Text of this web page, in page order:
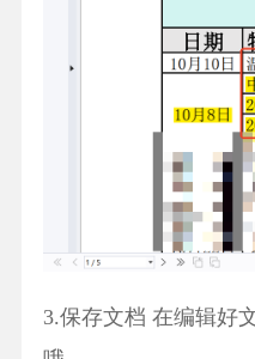
3.保存文档 在编辑好